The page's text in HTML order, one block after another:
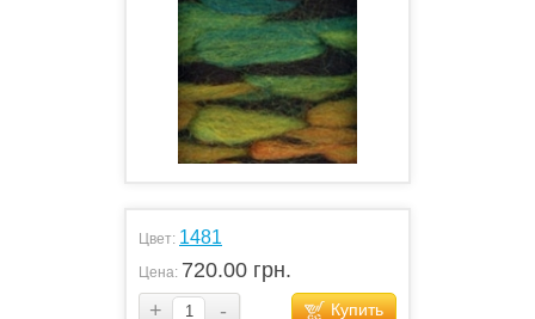
Цвет: 1481
Цена: 720.00 грн.
+
- Купить